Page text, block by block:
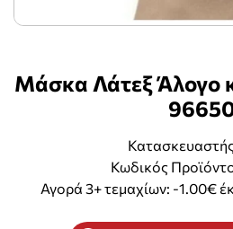
Μάσκα Λάτεξ Άλογο
Κωδικός
Αγορά 3+ τεμαχίων: -1.00€